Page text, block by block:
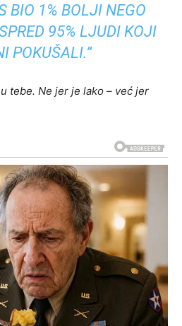
BIO 1% BOLJI NEGO
95% LJUDI KOJI
POKUŠALI.”
tebe. Ne jer je lako – već jer